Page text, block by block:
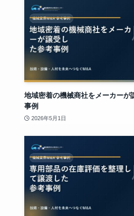
地域密着の機械商社をメーカーが
事例
2026年5月1日